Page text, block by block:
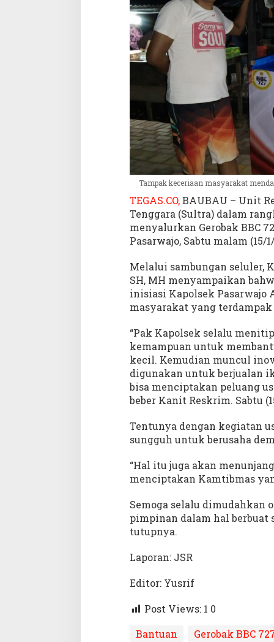
o
l
s
P
w
a
o
S
l
u
r
k
n
G
e
o
b
a
k
B
B
C
7
7
Tampak keceriaan masyarakat
TEGAS.CO,BAUBAU – Unit
Tenggara (Sultra) dalam
menyalurkan Gerobak BBC
Pasarwajo, Sabtu malam (15/
Melalui sambungan seluler,
SH, MH menyampaikan
inisiasi Kapolsek Pasarwajo
masyarakat yang terdampak
“Pak Kapolsek selalu
kemampuan untuk
kecil. Kemudian muncul
digunakan untuk berjualan
bisa menciptakan peluang
beber Kanit Reskrim. Sabtu
Tentunya dengan kegiatan
sungguh untuk berusaha
“Hal itu juga akan
menciptakan Kamtibmas
Semoga selalu dimudahkan
pimpinan dalam hal berbuat
tutupnya.
Laporan: JSR
Editor: Yusrif
Post Views: 1 0
Bantuan
Gerobak BBC